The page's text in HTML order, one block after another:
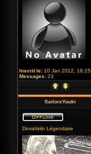
Inscrit le: 10 Jan 2012, 16:15
Messages: 23
SailorxYuuki
Dovahkiin Légendaire